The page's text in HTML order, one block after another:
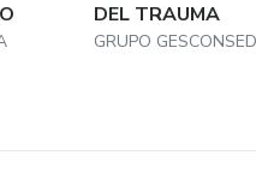
DEL TRAUMA
GRUPO